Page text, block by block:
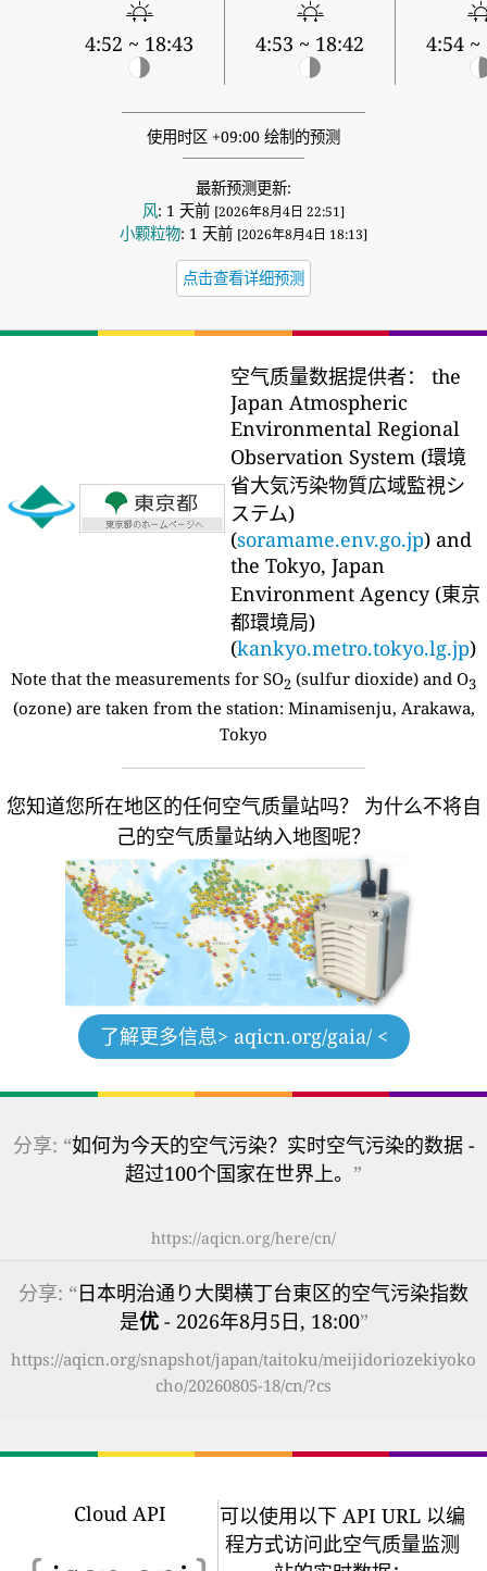
4:52 ~ 18:43 4:53 ~ 18:42 4:54 ~
使用时区 +09:00 绘制的预测
最新预测更新:
风: 1 天前 [2026年8月4日 22:51]
小颗粒物: 1 天前 [2026年8月4日 18:13]
点击查看详细预测
空气质量数据提供者：
the
Japan Atmospheric
Environmental Regional
Observation System (環境
省大気汚染物質広域監視シ
ステム)
(soramame.env.go.jp) and
the Tokyo, Japan
Environment Agency (東京
都環境局)
(kankyo.metro.tokyo.lg.jp)
Note that the measurements for SO2 (sulfur dioxide) and O3
(ozone) are taken from the station: Minamisenju, Arakawa,
Tokyo
您知道您所在地区的任何空气质量站吗？
为什么不将自
己的空气质量站纳入地图呢？
了解更多信息> aqicn.org/gaia/ <
分享: “如何为今天的空气污染？实时空气污染的数据 -
超过100个国家在世界上。 ”
https://aqicn.org/here/cn/
分享: “日本明治通り大関横丁台東区的空气污染指数
是优- 2026年8月5日, 18:00”
https://aqicn.org/snapshot/japan/taitoku/meijidoriozekiyoko
cho/20260805-18/cn/?cs
Cloud API
可以使用以下 API URL 以编
程方式访问此空气质量监测